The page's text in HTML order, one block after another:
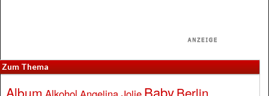
Zum Thema
Album BabyBerlin